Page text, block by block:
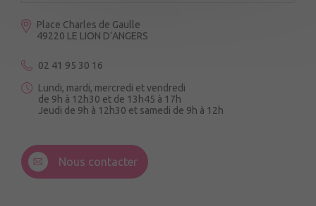
Place Charles de Gaulle
49220 LE LION D’ANGERS
02 41 95 30 16
Lundi, mardi, mercredi et vendredi
de 9h à 12h30 et de 13h45 à 17h
Jeudi de 9h à 12h30 et samedi de 9h à 12h
49220 Andigné
Nous contacter